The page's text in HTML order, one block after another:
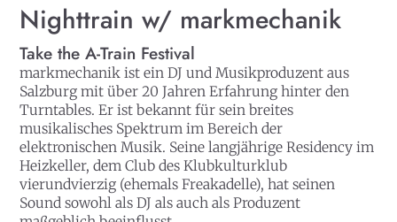
Nighttrain w/ markmechanik
Take the A-Train Festival
markmechanik ist ein DJ und Musikproduzent aus
Salzburg mit über 20 Jahren Erfahrung hinter den
Turntables. Er ist bekannt für sein breites
musikalisches Spektrum im Bereich der
elektronischen Musik. Seine langjährige Residency im
Heizkeller, dem Club des Klubkulturklub
vierundvierzig (ehemals Freakadelle), hat seinen
Sound sowohl als DJ als auch als Produzent